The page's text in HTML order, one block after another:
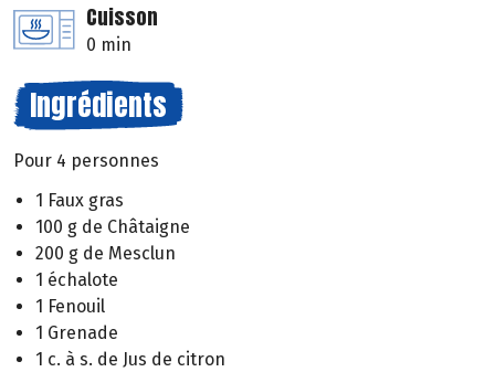
Cuisson
0 min
Ingrédients
Pour 4 personnes
1 Faux gras
100 g de Châtaigne
200 g de Mesclun
1 échalote
1 Fenouil
1 Grenade
1 c. à s. de Jus de citron